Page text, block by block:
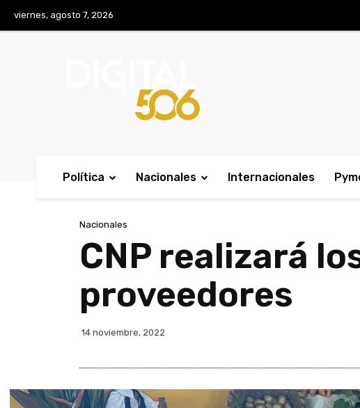
viernes, agosto 7, 2026
Política Nacionales Internacionales
Nacionales
CNP realizará
proveedores
14 noviembre, 2022